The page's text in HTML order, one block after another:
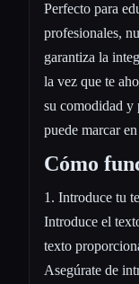
Perfecto para
profesionales,
garantiza la
la vez que te
su comodidad y
puede marcar
Cómo
1. Introduce tu
Introduce el
texto
Asegúrate de